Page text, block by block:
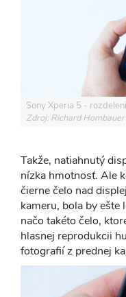
Sony Xperia 5 -
Zdroj: Richard Hombauer
Takže, natiahnutý
nízka hmotnosť. Ale
čierne čelo nad
kameru, bola by ešte
načo takéto čelo,
hlasnej reprodukcii
fotografií z prednej